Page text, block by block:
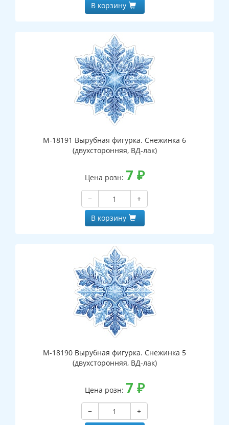
В корзину
М-18191 Вырубная фигурка. Снежинка 6
(двухсторонняя, ВД-лак)
Цена розн: 7 ₽
−
+
В корзину
М-18190 Вырубная фигурка. Снежинка 5
(двухсторонняя, ВД-лак)
Цена розн: 7 ₽
−
+